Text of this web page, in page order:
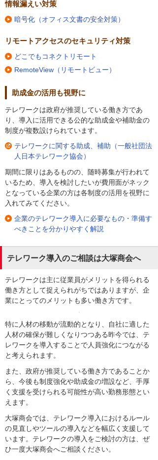
情報漏えい対策
暗号化（オフィス文書の安全対策）
リモートアクセスのセキュリティ対策
どこでもコネクトリモート
RemoteView（リモートビュー）
助成金の活用も視野に
テレワークは政府が推奨している働き方であ
り、導入に活用できる公的な助成金や補助金の
制度が複数設けられています。
テレワークに関する助成、補助（一般社団法
人日本テレワーク協会）
期間に限りはあるものの、随時募集が行われて
いるため、導入を検討したいが費用面がネック
となっている企業の方は各制度の活用を視野に
入れてみてください。
企業のテレワーク導入に必要なもの・準備す
べきことを分かりやすく解説
テレワーク導入のご相談は大塚商会へ
テレワークは主に従業員がメリットを得られる
働き方として捉えられがちではありますが、企
業にとってのメリットも多い働き方です。
特に人材の移動が流動的となり、自社に適した
人材の確保が難しくなりつつある昨今では、テ
レワークを導入することで人員強化につながる
と考えられます。
また、政府が推奨している働き方であることか
ら、今後も制度強化や助成金の増設など、手厚
く支援を受けられる可能性が高い勤務形態とい
えます。
大塚商会では、テレワーク導入におけるルール
の見直しやツールの導入などを幅広く支援して
います。テレワークの導入をご検討の方は、ぜ
ひ一度大塚商会へご相談ください。